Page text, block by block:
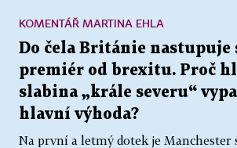
Do čela Británie nastupuje
premiér od brexitu. Proč
slabina „krále severu“
hlavní výhoda?
Na první a letmý dotek je Manchester
KOMENTÁŘ MARTINA EHLA